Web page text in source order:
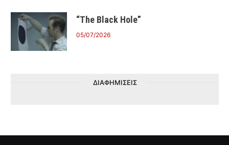
“The Black Hole”
05/07/2026
ΔΙΑΦΗΜΙΣΕΙΣ